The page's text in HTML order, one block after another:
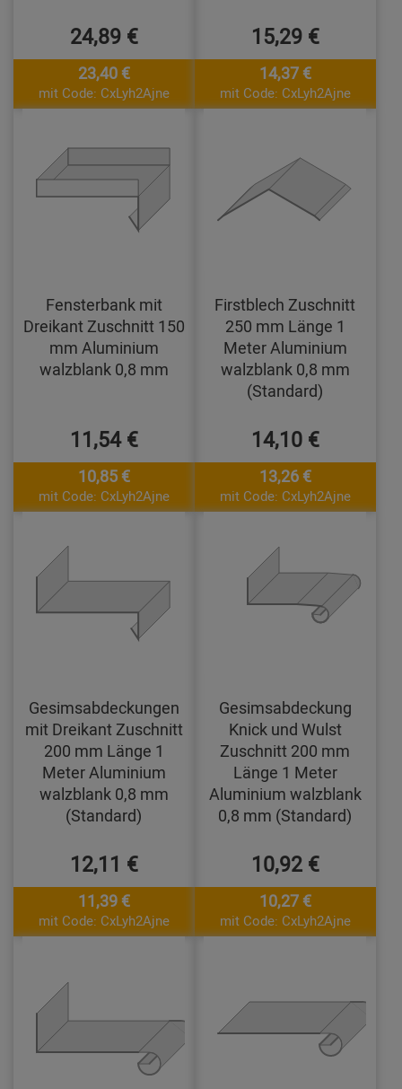
24,89 €
23,40 €
mit Code: CxLyh2Ajne
15,29 €
14,37 €
mit Code: CxLyh2Ajne
Fensterbank mit
Dreikant Zuschnitt 150
mm Aluminium
walzblank 0,8 mm
11,54 €
10,85 €
mit Code: CxLyh2Ajne
Firstblech Zuschnitt
250 mm Länge 1
Meter Aluminium
walzblank 0,8 mm
(Standard)
14,10 €
13,26 €
mit Code: CxLyh2Ajne
Gesimsabdeckungen
mit Dreikant Zuschnitt
200 mm Länge 1
Meter Aluminium
walzblank 0,8 mm
(Standard)
12,11 €
11,39 €
mit Code: CxLyh2Ajne
Gesimsabdeckung
Knick und Wulst
Zuschnitt 200 mm
Länge 1 Meter
Aluminium walzblank
0,8 mm (Standard)
10,92 €
10,27 €
mit Code: CxLyh2Ajne